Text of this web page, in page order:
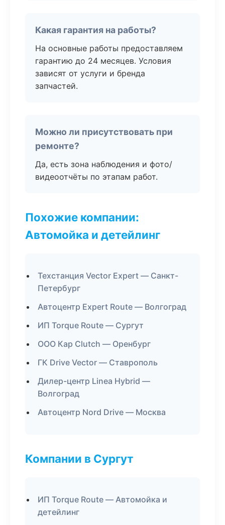
Какая гарантия на работы?
На основные работы предоставляем
гарантию до 24 месяцев. Условия
зависят от услуги и бренда
запчастей.
Можно ли присутствовать при
ремонте?
Да, есть зона наблюдения и фото/
видеоотчёты по этапам работ.
Похожие компании:
Автомойка и детейлинг
Техстанция Vector Expert — Санкт-
Петербург
Автоцентр Expert Route — Волгоград
ИП Torque Route — Сургут
ООО Кар Clutch — Оренбург
ГК Drive Vector — Ставрополь
Дилер-центр Linea Hybrid —
Волгоград
Автоцентр Nord Drive — Москва
Компании в Сургут
ИП Torque Route — Автомойка и
детейлинг